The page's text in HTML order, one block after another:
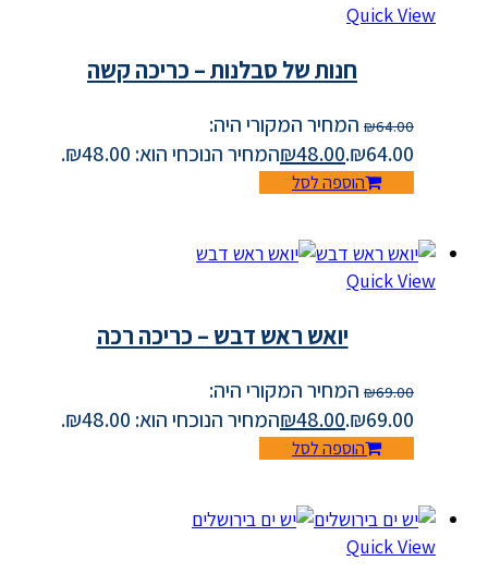
Quick View
חנות של סבלנות – כריכה קשה
₪64.00
המחיר המקורי היה:
₪64.00.
₪48.00 המחיר הנוכחי הוא: ₪48.00.
הוספה לסל
Quick View
יואש ראש דבש – כריכה רכה
₪69.00
המחיר המקורי היה:
₪69.00.
₪48.00 המחיר הנוכחי הוא: ₪48.00.
הוספה לסל
Quick View